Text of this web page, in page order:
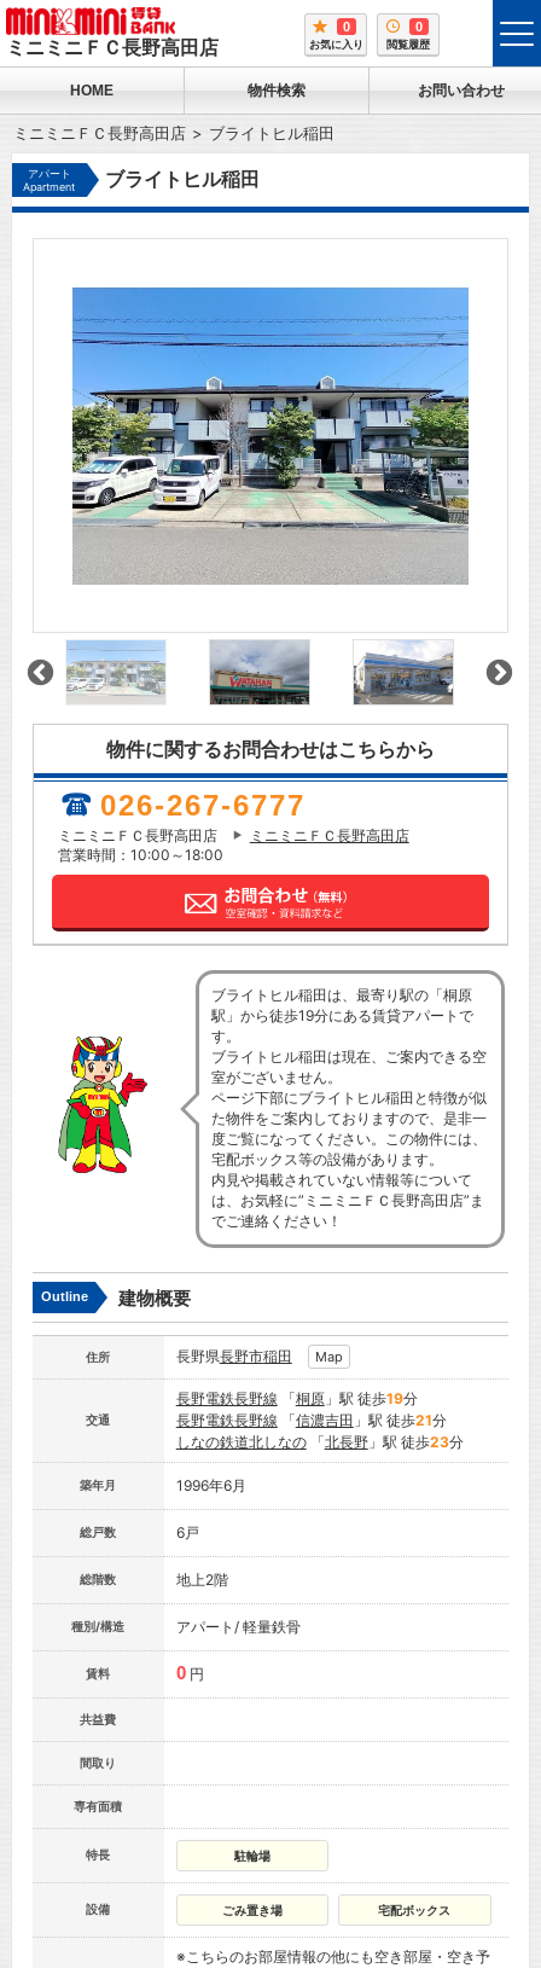
ミニミニＦＣ長野高田店
0
お気に入り
0
閲覧履歴
HOME 物件検索 お問い合わせ
ミニミニＦＣ長野高田店 ブライトヒル稲田
アパート
Apartment
ブライトヒル稲田
物件に関するお問合わせはこちらから
026-267-6777
ミニミニＦＣ長野高田店
ミニミニＦＣ長野高田店
営業時間：10:00～18:00
ブライトヒル稲田は、最寄り駅の「桐原
駅」から徒歩19分にある賃貸アパートで
す。
ブライトヒル稲田は現在、ご案内できる空
室がございません。
ページ下部にブライトヒル稲田と特徴が似
た物件をご案内しておりますので、是非一
度ご覧になってください。この物件には、
宅配ボックス等の設備があります。
内見や掲載されていない情報等について
は、お気軽に”ミニミニＦＣ長野高田店”ま
でご連絡ください！
Outline 建物概要
住所 長野県長野市稲田 Map
交通
長野電鉄長野線 「桐原」駅 徒歩19分
長野電鉄長野線 「信濃吉田 」駅 徒歩21分
しなの鉄道北しなの「北長野」駅 徒歩23分
築年月 1996年6月
総戸数 6戸
総階数 地上2階
種別/構造 アパート/ 軽量鉄骨
賃料 0 円
共益費
間取り
専有面積
特長 駐輪場
設備 ごみ置き場 宅配ボックス
※こちらのお部屋情報の他にも空き部屋・空き予